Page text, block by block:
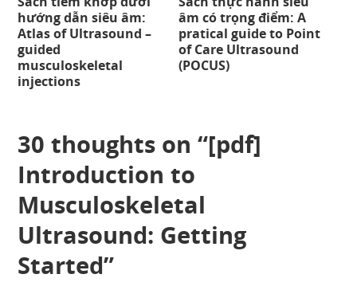
hướng dẫn siêu âm:
Atlas of Ultrasound –
guided
musculoskeletal
injections
âm có trọng điểm: A
pratical guide to Point
of Care Ultrasound
(POCUS)
30 thoughts on “[pdf]
Introduction to
Musculoskeletal
Ultrasound: Getting
Started”